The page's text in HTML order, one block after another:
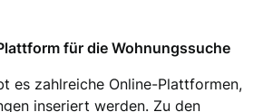
für die Wohnungssuche
es zahlreiche Online-Plattformen,
inseriert werden. Zu den